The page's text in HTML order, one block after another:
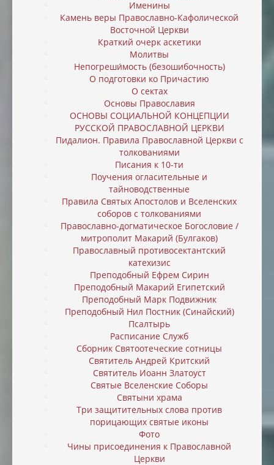
Именины
Камень веры Православно-Кафолической
Восточной Церкви
Краткий очерк аскетики
Молитвы
Непогреши́мость (безошибочность)
О подготовки ко Причастию
О сектах
Основы Православия
ОСНОВЫ СОЦИАЛЬНОЙ КОНЦЕПЦИИ
РУССКОЙ ПРАВОСЛАВНОЙ ЦЕРКВИ
Пидалион. Правила Православной Церкви с
толкованиями
Писания к 10-ти
Поучения огласительные и
тайноводственные
Правила Святых Апостолов и Вселенских
соборов с толкованиями
Православно-догматическое Богословие /
митрополит Макарий (Булгаков)
Православный противосектантский
катехизис
Преподобный Ефрем Сирин
Преподобный Макарий Египетский
Преподобный Марк Подвижник
Преподобный Нил Постник (Синайский)
Псалтырь
Расписание Служб
Сборник Святоотеческие сотницы
Святитель Андрей Критский
Святитель Иоанн Златоуст
Святые Вселенские Соборы
Святыни храма
Три защитительных слова против
порицающих святые иконы
Фото
Чины присоединения к Православной
Церкви